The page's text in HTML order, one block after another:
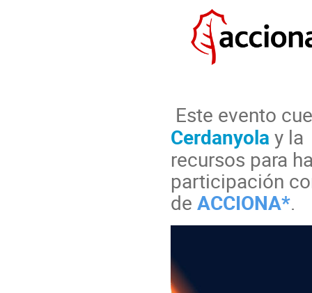
Este evento
Cerdanyola y
recursos para
participación
de ACCIONA*.